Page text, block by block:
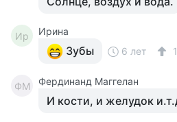
Ир Ирина
Зубы 6 лет 1
ФМ Фердинанд Маггелан
И кости, и желудок